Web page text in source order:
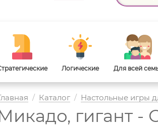
Логические Для всей
/ Каталог / Настольные игры
гигант -